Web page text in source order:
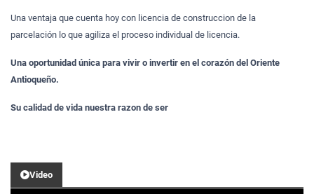
Una ventaja que cuenta hoy con licencia de construccion de la
parcelación lo que agiliza el proceso individual de licencia.
Una oportunidad única para vivir o invertir en el corazón del Oriente
Antioqueño.
Su calidad de vida nuestra razon de ser
Video